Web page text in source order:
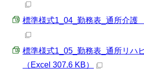
標準様式1_04_勤務表_通所介護
標準様式1_05_勤務表_通所リハ
（Excel 307.6 KB）